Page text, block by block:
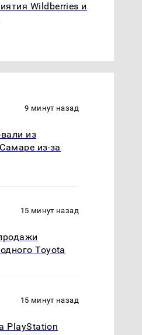
Wildberries и
9 минут назад
из
из-за
15 минут назад
Toyota
15 минут назад
PlayStation